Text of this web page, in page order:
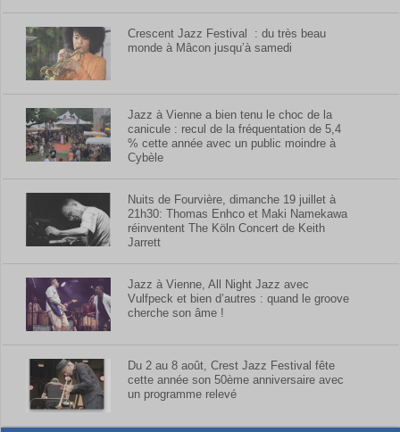
Crescent Jazz Festival : du très beau
monde à Mâcon jusqu’à samedi
Jazz à Vienne a bien tenu le choc de la
canicule : recul de la fréquentation de 5,4
% cette année avec un public moindre à
Cybèle
Nuits de Fourvière, dimanche 19 juillet à
21h30: Thomas Enhco et Maki Namekawa
réinventent The Köln Concert de Keith
Jarrett
Jazz à Vienne, All Night Jazz avec
Vulfpeck et bien d’autres : quand le groove
cherche son âme !
Du 2 au 8 août, Crest Jazz Festival fête
cette année son 50ème anniversaire avec
un programme relevé